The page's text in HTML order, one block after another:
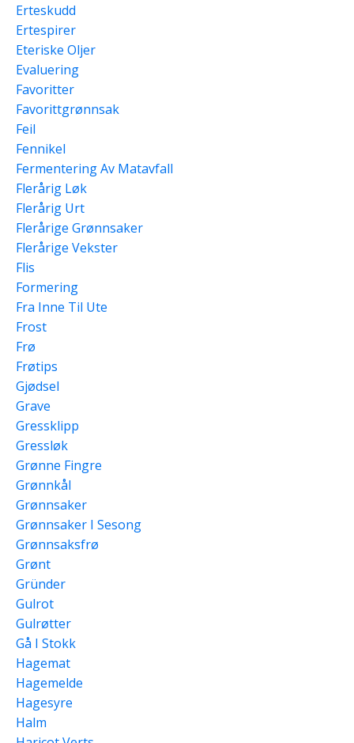
Erteskudd
Ertespirer
Eteriske Oljer
Evaluering
Favoritter
Favorittgrønnsak
Feil
Fennikel
Fermentering Av Matavfall
Flerårig Løk
Flerårig Urt
Flerårige Grønnsaker
Flerårige Vekster
Flis
Formering
Fra Inne Til Ute
Frost
Frø
Frøtips
Gjødsel
Grave
Gressklipp
Gressløk
Grønne Fingre
Grønnkål
Grønnsaker
Grønnsaker I Sesong
Grønnsaksfrø
Grønt
Gründer
Gulrot
Gulrøtter
Gå I Stokk
Hagemat
Hagemelde
Hagesyre
Halm